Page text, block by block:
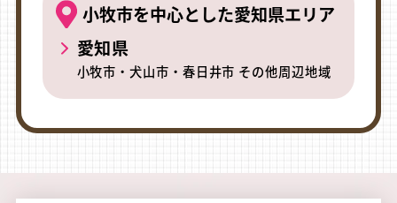
小牧市を中心とした愛知県エリア
愛知県
小牧市・犬山市・春日井市 その他周辺地域